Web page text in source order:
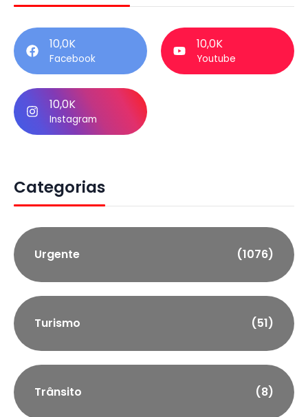
10,0K
Facebook
10,0K
Youtube
10,0K
Instagram
Categorias
Urgente (1076)
Turismo (51)
Trânsito (8)